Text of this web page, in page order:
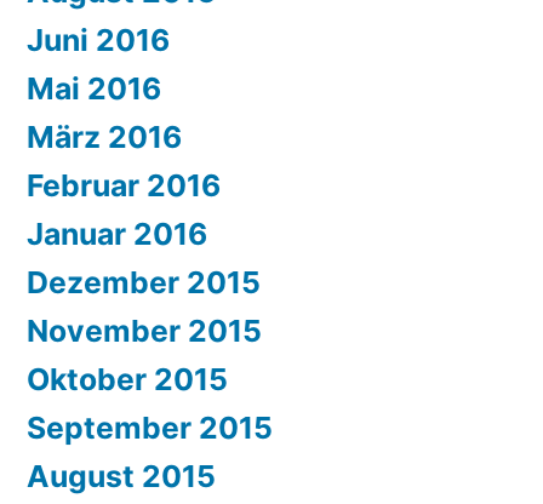
Juni 2016
Mai 2016
März 2016
Februar 2016
Januar 2016
Dezember 2015
November 2015
Oktober 2015
September 2015
August 2015